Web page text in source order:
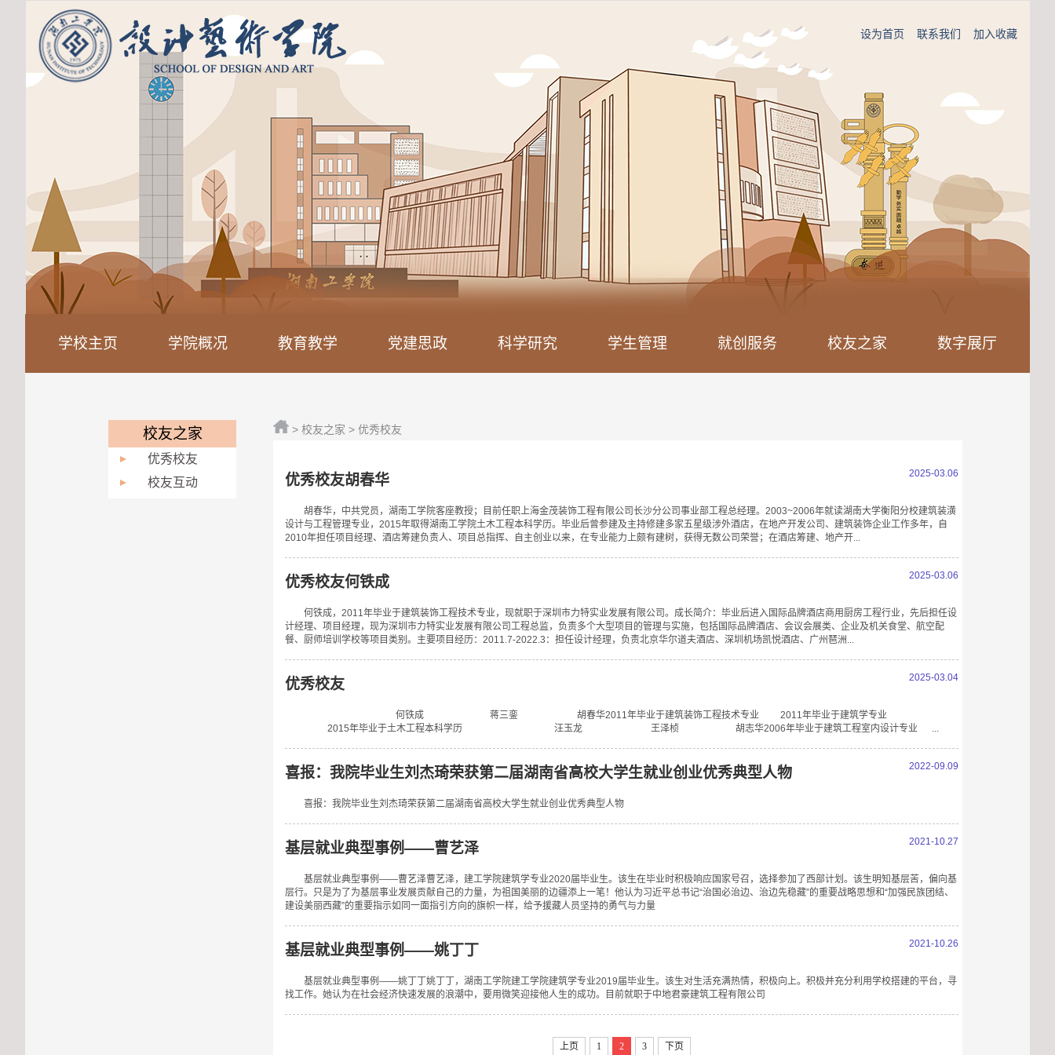
设为首页 联系我们 加入收藏
学校主页 学院概况 教育教学 党建思政 科学研究 学生管理 就创服务 校友之家 数字展厅
校友之家
优秀校友
校友互动
> 校友之家 > 优秀校友
2025-03.06
优秀校友胡春华
胡春华，中共党员，湖南工学院客座教授；目前任职上海金茂装饰工程有限公司长沙分公司事业部工程总经理。2003~2006年就读湖南大学衡阳分校建筑装潢
设计与工程管理专业，2015年取得湖南工学院土木工程本科学历。毕业后曾参建及主持修建多家五星级涉外酒店，在地产开发公司、建筑装饰企业工作多年，自
2010年担任项目经理、酒店筹建负责人、项目总指挥、自主创业以来，在专业能力上颇有建树，获得无数公司荣誉；在酒店筹建、地产开...
2025-03.06
优秀校友何铁成
何铁成，2011年毕业于建筑装饰工程技术专业，现就职于深圳市力特实业发展有限公司。成长简介：毕业后进入国际品牌酒店商用厨房工程行业，先后担任设
计经理、项目经理，现为深圳市力特实业发展有限公司工程总监，负责多个大型项目的管理与实施，包括国际品牌酒店、会议会展类、企业及机关食堂、航空配
餐、厨师培训学校等项目类别。主要项目经历：2011.7-2022.3：担任设计经理，负责北京华尔道夫酒店、深圳机场凯悦酒店、广州琶洲...
2025-03.04
优秀校友
何铁成 蒋三銮 胡春华2011年毕业于建筑装饰工程技术专业 2011年毕业于建筑学专业
2015年毕业于土木工程本科学历 汪玉龙 王泽桢 胡志华2006年毕业于建筑工程室内设计专业 ...
2022-09.09
喜报：我院毕业生刘杰琦荣获第二届湖南省高校大学生就业创业优秀典型人物
喜报：我院毕业生刘杰琦荣获第二届湖南省高校大学生就业创业优秀典型人物
2021-10.27
基层就业典型事例——曹艺泽
基层就业典型事例——曹艺泽曹艺泽，建工学院建筑学专业2020届毕业生。该生在毕业时积极响应国家号召，选择参加了西部计划。该生明知基层苦，偏向基
层行。只是为了为基层事业发展贡献自己的力量，为祖国美丽的边疆添上一笔！他认为习近平总书记“治国必治边、治边先稳藏”的重要战略思想和“加强民族团结、
建设美丽西藏”的重要指示如同一面指引方向的旗帜一样，给予援藏人员坚持的勇气与力量
2021-10.26
基层就业典型事例——姚丁丁
基层就业典型事例——姚丁丁姚丁丁，湖南工学院建工学院建筑学专业2019届毕业生。该生对生活充满热情，积极向上。积极并充分利用学校搭建的平台，寻
找工作。她认为在社会经济快速发展的浪潮中，要用微笑迎接他人生的成功。目前就职于中地君豪建筑工程有限公司
上页 1 2 3 下页